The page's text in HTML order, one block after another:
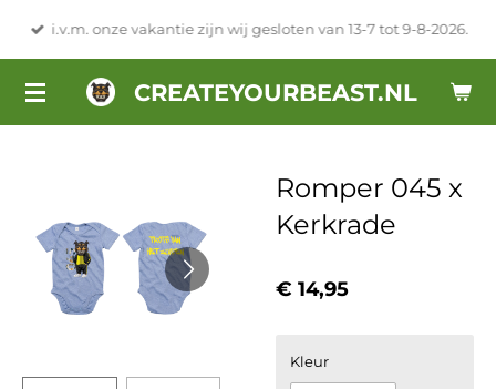
de
hoofdinhoud
CREATEYOURBEAST.NL
i.v.m. onze vakantie zijn wij gesloten van 13-7 tot 9-8-2026.
Romper 045 x
Kerkrade
€ 14,95
Kleur